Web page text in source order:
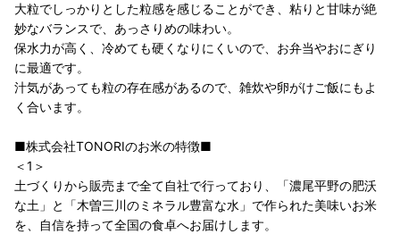
大粒でしっかりとした粒感を感じることができ、粘りと甘味が絶
妙なバランスで、あっさりめの味わい。
保水力が高く、冷めても硬くなりにくいので、お弁当やおにぎり
に最適です。
汁気があっても粒の存在感があるので、雑炊や卵がけご飯にもよ
く合います。
■株式会社TONORIのお米の特徴■
＜1＞
土づくりから販売まで全て自社で行っており、「濃尾平野の肥沃
な土」と「木曽三川のミネラル豊富な水」で作られた美味いお米
を、自信を持って全国の食卓へお届けします。